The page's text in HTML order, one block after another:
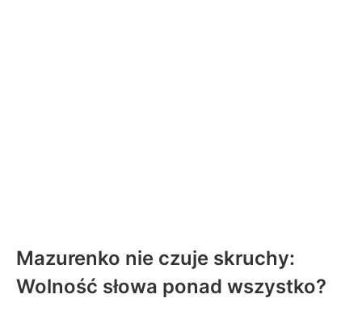
Mazurenko nie czuje skruchy:
Wolność słowa ponad wszystko?